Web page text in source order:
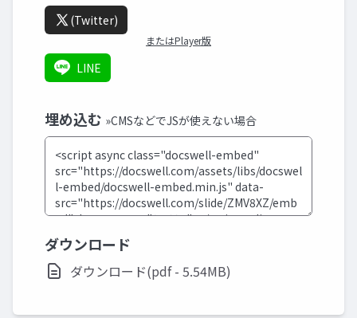
(Twitter)
またはPlayer版
LINE
埋め込む »CMSなどでJSが使えない場合
ダウンロード
ダウンロード(pdf - 5.54MB)